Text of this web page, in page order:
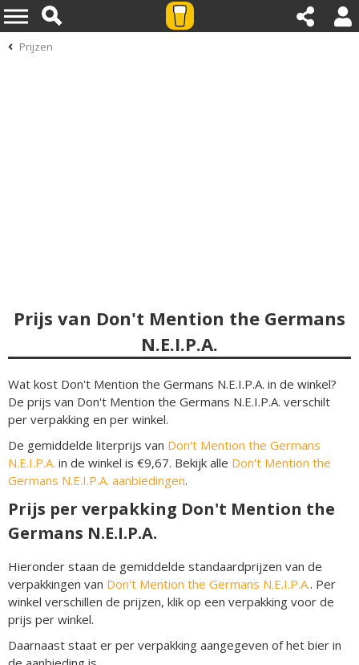
Prijzen
Prijs van Don't Mention the Germans
N.E.I.P.A.
Wat kost Don't Mention the Germans N.E.I.P.A. in de winkel?
De prijs van Don't Mention the Germans N.E.I.P.A. verschilt
per verpakking en per winkel.
De gemiddelde literprijs van Don't Mention the Germans
N.E.I.P.A. in de winkel is €9,67. Bekijk alle Don't Mention the
Germans N.E.I.P.A. aanbiedingen.
Prijs per verpakking Don't Mention the
Germans N.E.I.P.A.
Hieronder staan de gemiddelde standaardprijzen van de
verpakkingen van Don't Mention the Germans N.E.I.P.A.. Per
winkel verschillen de prijzen, klik op een verpakking voor de
prijs per winkel.
Daarnaast staat er per verpakking aangegeven of het bier in